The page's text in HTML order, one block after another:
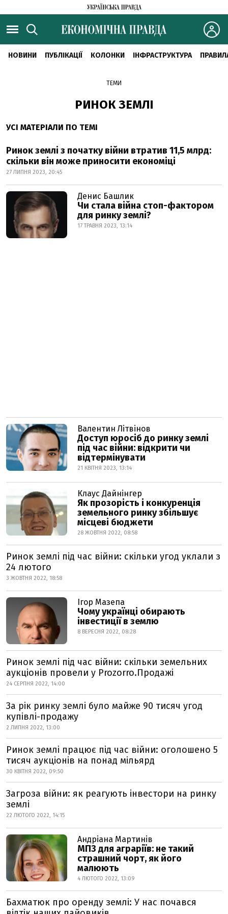
НОВИНИ ПУБЛІКАЦІЇ КОЛОНКИ ІНФРАСТРУКТУРА
ТЕМИ
РИНОК ЗЕМЛІ
УСІ МАТЕРІАЛИ ПО ТЕМІ
Ринок землі з початку війни втратив 11,5 млрд:
скільки він може приносити економіці
27 ЛИПНЯ 2023, 20:45
Денис Башлик
Чи стала війна стоп-фактором
для ринку землі?
17 ТРАВНЯ 2023, 13:14
Валентин Літвінов
Доступ юросіб до ринку землі
під час війни: відкрити чи
відтермінувати
21 КВІТНЯ 2023, 13:14
Клаус Дайнінгер
Як прозорість і конкуренція
земельного ринку збільшує
місцеві бюджети
28 ЖОВТНЯ 2022, 08:58
Ринок землі під час війни: скільки угод уклали з
24 лютого
3 ЖОВТНЯ 2022, 18:58
Ігор Мазепа
Чому українці обирають
інвестиції в землю
8 ВЕРЕСНЯ 2022, 08:28
Ринок землі під час війни: скільки земельних
аукціонів провели у Prozorro.Продажі
24 СЕРПНЯ 2022, 14:00
За рік ринку землі було майже 90 тисяч угод
купівлі-продажу
2 ЛИПНЯ 2022, 13:00
Ринок землі працює під час війни: оголошено 5
тисяч аукціонів на понад мільярд
30 КВІТНЯ 2022, 09:50
Загроза війни: як реагують інвестори на ринку
землі
22 ЛЮТОГО 2022, 14:15
Андріана Мартинів
МПЗ для аграріїв: не такий
страшний чорт, як його
малюють
4 ЛЮТОГО 2022, 13:09
Бахматюк про оренду землі: У нас почався